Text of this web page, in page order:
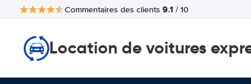
Commentaires des clients 9.1 / 10
Location de voitures